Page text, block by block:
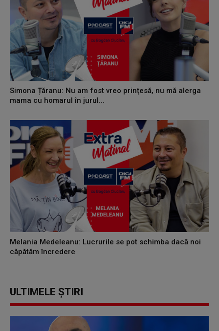
Simona Țăranu: Nu am fost vreo prințesă, nu mă alerga
mama cu homarul în jurul...
Melania Medeleanu: Lucrurile se pot schimba dacă noi
căpătăm încredere
ULTIMELE ȘTIRI